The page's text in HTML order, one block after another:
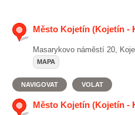
Město Kojetín (Kojetín -
Masarykovo náměstí 20,
MAPA
NAVIGOVAT VOLAT
Město Kojetín (Kojetín -